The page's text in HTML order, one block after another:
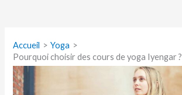
Accueil
Yoga
Pourquoi choisir des cours de yoga Iyengar ?